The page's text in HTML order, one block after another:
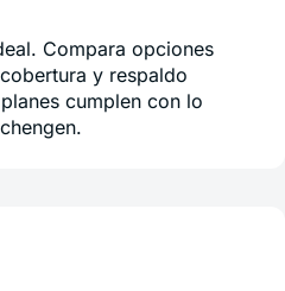
Compara opciones
y respaldo
cumplen con lo